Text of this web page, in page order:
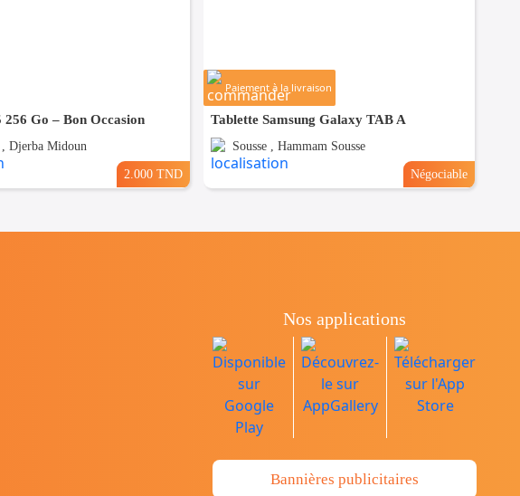
256 Go – Bon Occasion
, Djerba Midoun
2.000 TND
Paiement à la livraison
Tablette Samsung Galaxy TAB A
Sousse , Hammam Sousse
Négociable
Nos applications
Bannières publicitaires